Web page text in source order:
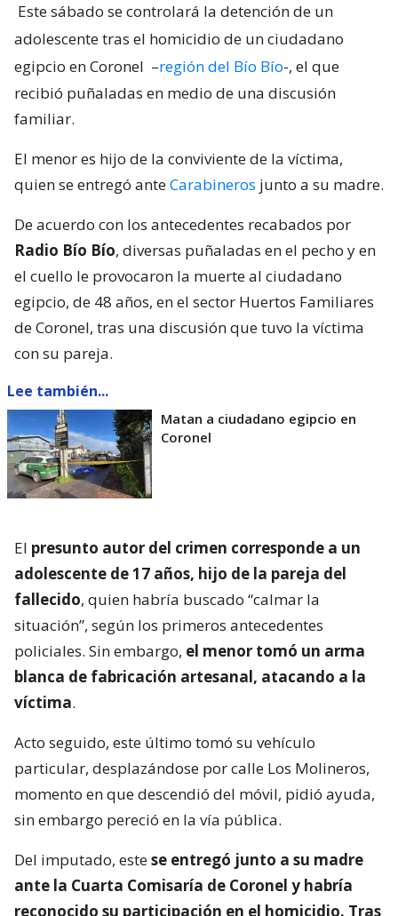
Este sábado se controlará la detención de un
adolescente tras el homicidio de un ciudadano
egipcio en Coronel –región del Bío Bío-, el que
recibió puñaladas en medio de una discusión
familiar.
El menor es hijo de la conviviente de la víctima,
quien se entregó anteCarabineros junto a su madre.
De acuerdo con los antecedentes recabados por
Radio Bío Bío, diversas puñaladas en el pecho y en
el cuello le provocaron la muerte al ciudadano
egipcio, de 48 años, en el sector Huertos Familiares
de Coronel, tras una discusión que tuvo la víctima
con su pareja.
Lee también...
Matan a ciudadano egipcio en
Coronel
El presunto autor del crimen corresponde a un
adolescente de 17 años, hijo de la pareja del
fallecido, quien habría buscado “calmar la
situación”, según los primeros antecedentes
policiales. Sin embargo, el menor tomó un arma
blanca de fabricación artesanal, atacando a la
víctima.
Acto seguido, este último tomó su vehículo
particular, desplazándose por calle Los Molineros,
momento en que descendió del móvil, pidió ayuda,
sin embargo pereció en la vía pública.
Del imputado, estese entregó junto a su madre
ante la Cuarta Comisaría de Coronel y habría
reconocido su participación en el homicidio. Tras